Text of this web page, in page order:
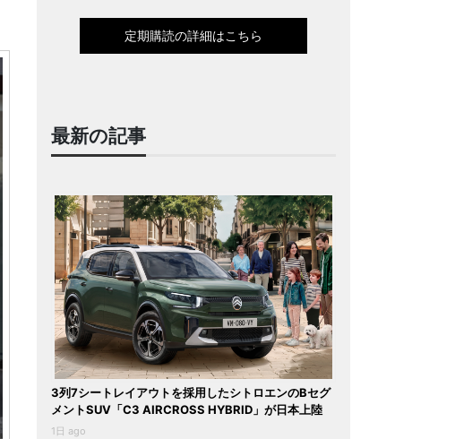
定期購読の詳細はこちら
最新の記事
3列7シートレイアウトを採用したシトロエンのBセグ
メントSUV「C3 AIRCROSS HYBRID」が日本上陸
1日 ago